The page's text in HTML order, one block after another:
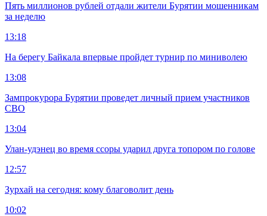
Пять миллионов рублей отдали жители Бурятии мошенникам
за неделю
13:18
На берегу Байкала впервые пройдет турнир по миниволею
13:08
Зампрокурора Бурятии проведет личный прием участников
СВО
13:04
Улан-удэнец во время ссоры ударил друга топором по голове
12:57
Зурхай на сегодня: кому благоволит день
10:02